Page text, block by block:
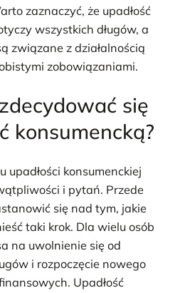
zaznaczyć, że upadłość
wszystkich długów, a
związane z działalnością
zobowiązaniami.
się
konsumencką?
upadłości konsumenckiej
i pytań. Przede
się nad tym, jakie
taki krok. Dla wielu osób
na uwolnienie się od
i rozpoczęcie nowego
Upadłość